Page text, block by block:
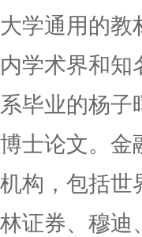
大学通用的教
内学术界和知
系毕业的杨
博士论文。金
机构，包括世
林证券、穆迪